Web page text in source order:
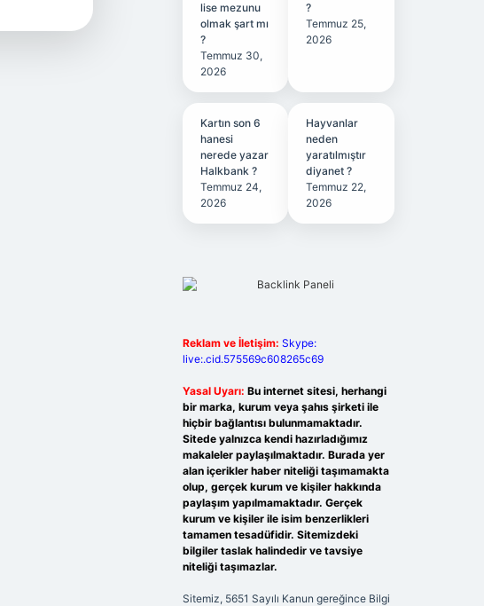
lise mezunu
olmak şart mı
?
Temmuz 30,
2026
?
Temmuz 25,
2026
Kartın son 6
hanesi
nerede yazar
Halkbank ?
Temmuz 24,
2026
Hayvanlar
neden
yaratılmıştır
diyanet ?
Temmuz 22,
2026
Reklam ve İletişim: Skype:
live:.cid.575569c608265c69
Yasal Uyarı: Bu internet sitesi, herhangi
bir marka, kurum veya şahıs şirketi ile
hiçbir bağlantısı bulunmamaktadır.
Sitede yalnızca kendi hazırladığımız
makaleler paylaşılmaktadır. Burada yer
alan içerikler haber niteliği taşımamakta
olup, gerçek kurum ve kişiler hakkında
paylaşım yapılmamaktadır. Gerçek
kurum ve kişiler ile isim benzerlikleri
tamamen tesadüfidir. Sitemizdeki
bilgiler taslak halindedir ve tavsiye
niteliği taşımazlar.
Sitemiz, 5651 Sayılı Kanun gereğince Bilgi